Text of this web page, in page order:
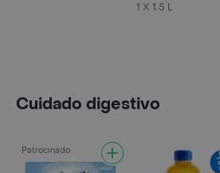
1 X 1.5 L
Cuidado digestivo
Patrocinado